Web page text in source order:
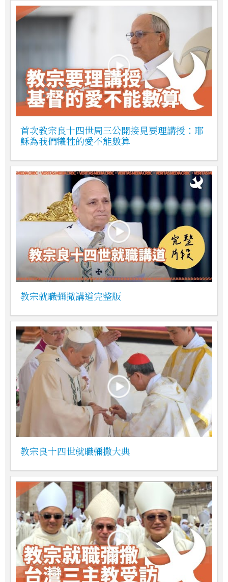
首次教宗良十四世周三公開接見要理講授：耶
穌為我們犧牲的愛不能數算
教宗就職彌撒講道完整版
教宗良十四世就職彌撒大典